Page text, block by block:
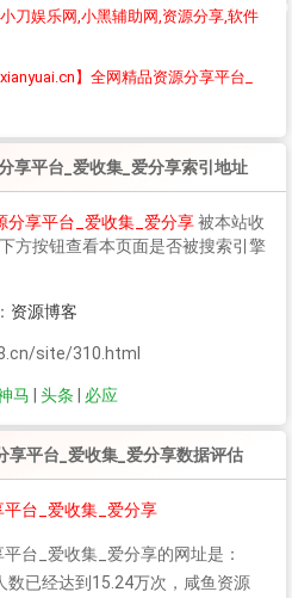
刀娱乐网,小黑辅助网,资源分享,软件
】全网精品资源分享平台_
享平台_爱收集_爱分享索引地址
分享平台_爱收集_爱分享被本站收
方按钮查看本页面是否被搜索引擎
资源博客
site/310.html
马 头条 必应
享平台_爱收集_爱分享数据评估
台_爱收集_爱分享
台_爱收集_爱分享的网址是：
已经达到15.24万次， 咸鱼资源